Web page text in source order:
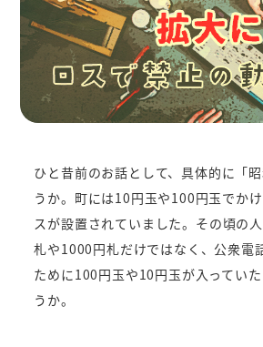
ひと昔前のお話として、具体的に「
うか。町には10円玉や100円玉でか
スが設置されていました。その頃の
札や1000円札だけではなく、公衆電
ために100円玉や10円玉が入ってい
うか。